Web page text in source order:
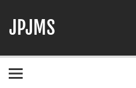
content
JPJMS